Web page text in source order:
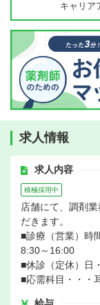
キャリ
求人情報
求人内容
積極採用中
店舗にて、調剤
だきます。
■診療（営業）時
8:30～16:00
■休診（定休）日
■応需科目・・・